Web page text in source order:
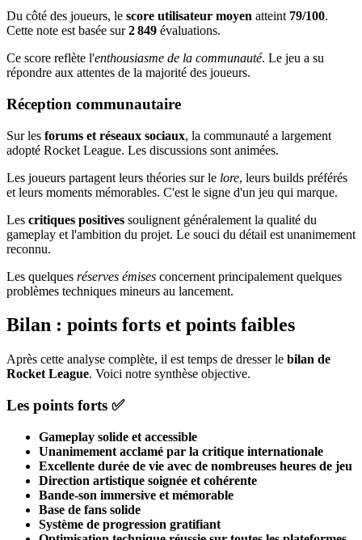
Du côté des joueurs, le score utilisateur moyen atteint 79/100.
Cette note est basée sur2 849 évaluations.
Ce score reflète l'enthousiasme de la communauté. Le jeu a su
répondre aux attentes de la majorité des joueurs.
Réception communautaire
Sur les forums et réseaux sociaux, la communauté a largement
adopté Rocket League. Les discussions sont animées.
Les joueurs partagent leurs théories sur le lore, leurs builds préférés
et leurs moments mémorables. C'est le signe d'un jeu qui marque.
Les critiques positives soulignent généralement la qualité du
gameplay et l'ambition du projet. Le souci du détail est unanimement
reconnu.
Les quelques réserves émises concernent principalement quelques
problèmes techniques mineurs au lancement.
Bilan : points forts et points faibles
Après cette analyse complète, il est temps de dresser le bilan de
Rocket League. Voici notre synthèse objective.
Les points forts ✅
Gameplay solide et accessible
Unanimement acclamé par la critique internationale
Excellente durée de vie avec de nombreuses heures de jeu
Direction artistique soignée et cohérente
Bande-son immersive et mémorable
Base de fans solide
Système de progression gratifiant